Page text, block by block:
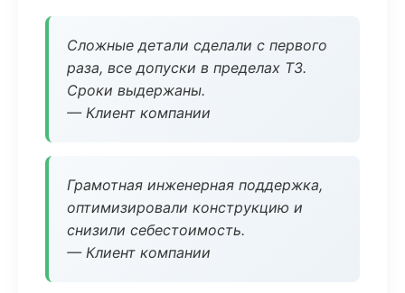
Сложные детали сделали с первого
раза, все допуски в пределах ТЗ.
Сроки выдержаны.
— Клиент компании
Грамотная инженерная поддержка,
оптимизировали конструкцию и
снизили себестоимость.
— Клиент компании